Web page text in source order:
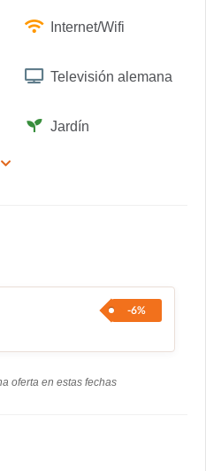
Internet/Wifi
Televisión alemana
Jardín
-6%
oferta en estas fechas